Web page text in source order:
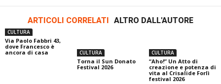
ARTICOLI CORRELATI ALTRO DALL'AUTORE
CULTURA
Via Paolo Fabbri 43,
dove Francesco è
ancora di casa
CULTURA
Torna il Sun Donato
Festival 2026
CULTURA
“Aho!” Un Atto di
creazione e potenza di
vita al Crisalide Forlì
festival 2026